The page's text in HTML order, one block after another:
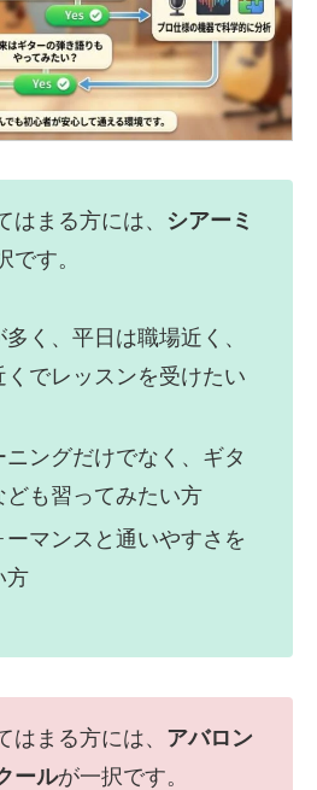
はまる方には、 シアーミ
です。
く、平日は職場近く、
でレッスンを受けたい
ングだけでなく、ギタ
ども習ってみたい方
ーマンスと通いやすさを
方
はまる方には、 アバロン
ールが一択です。